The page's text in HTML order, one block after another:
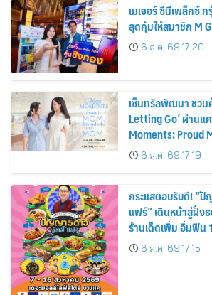
เมเจอร์ ซีนีเพล็กซ์
สุดคุ้มให้สมาชิก M
6 ส.ค. 69 17:20
เซ็นทรัลพัฒนา ชวน
Letting Go’ ผ่านแ
Moments: Proud
Mom.6 ส.ค. 69 17:19
กระแสตอบรับดี! “
แฟร์” เดินหน้าสู่ฝั่ง
ร้านเด็ดเพิ่ม อิ่มฟิน
6 ส.ค. 69 17:15